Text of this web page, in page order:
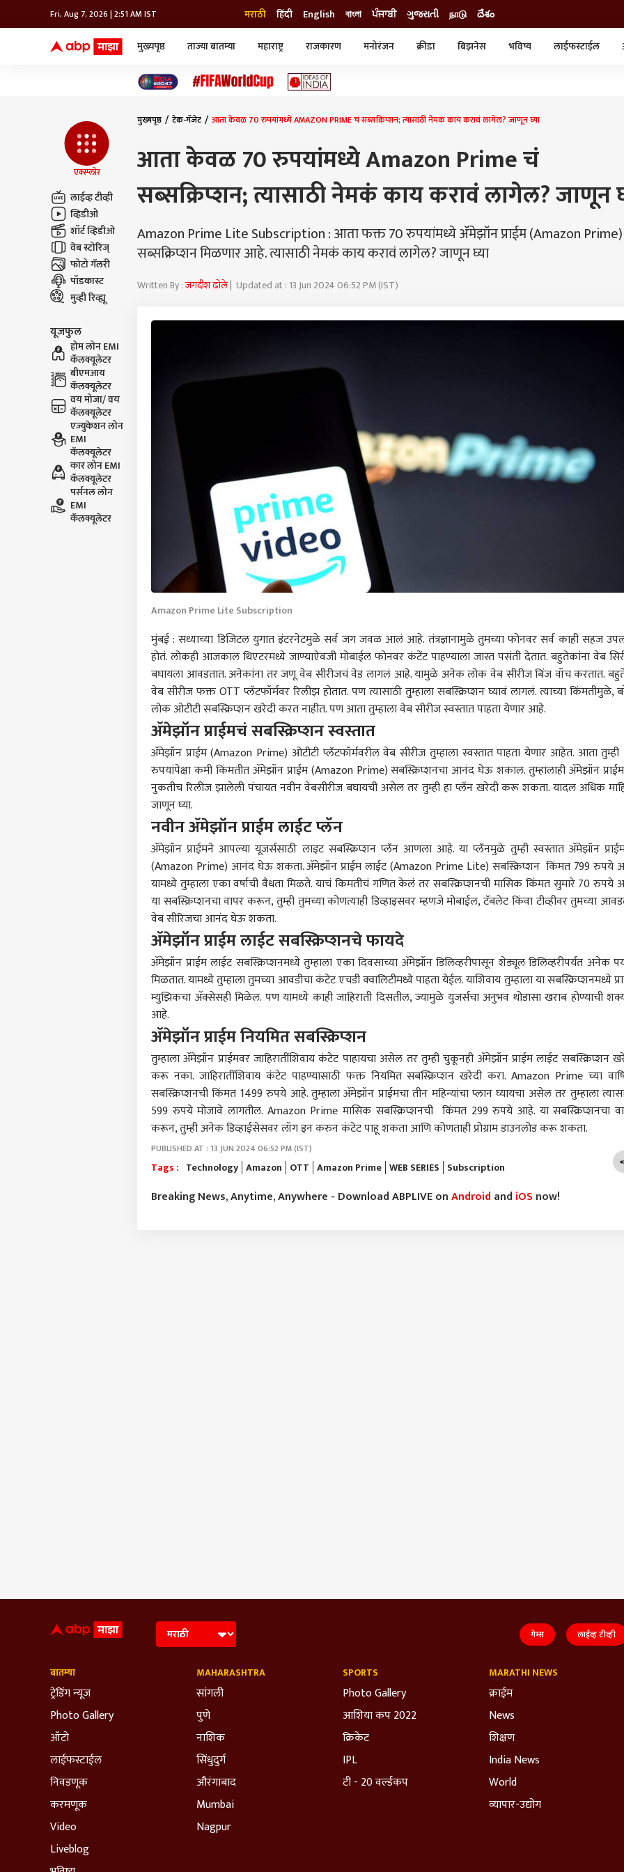
Fri, Aug 7, 2026 | 2:51 AM IST मराठी हिंदी English বাংলা ਪੰਜਾਬੀ ગુજરાતી நாடு దేశం
मुख्यपृष्ठ ताज्या बातम्या महाराष्ट्र राजकारण मनोरंजन क्रीडा बिझनेस भविष्य लाईफस्टाईल
कोल्हापूर
नवी मुंबई
अमरावती
अकोला
एक्स्प्लोर
लाईव्ह टीव्ही
व्हिडीओ
शॉर्ट व्हिडीओ
वेब स्टोरिज्
फोटो गॅलरी
पॉडकास्ट
मुव्ही रिव्ह्यू
यूजफुल
होम लोन EMI
कॅलक्यूलेटर
बीएमआय
कॅलक्यूलेटर
वय मोजा/ वय
कॅलक्यूलेटर
एज्युकेशन लोन
EMI
कॅलक्यूलेटर
कार लोन EMI
कॅलक्यूलेटर
पर्सनल लोन
EMI
कॅलक्यूलेटर
मुख्यपृष्ठ टेक-गॅजेट आता केवळ 70 रुपयांमध्ये AMAZON PRIME चं सब्सक्रिप्शन; त्यासाठी नेमकं काय करावं लागेल? जाणून घ्या
आता केवळ 70 रुपयांमध्ये Amazon Prime चं
सब्सक्रिप्शन; त्यासाठी नेमकं काय करावं लागेल? जाणून
Amazon Prime Lite Subscription : आता फक्त 70 रुपयांमध्ये ॲमेझॉन प्राईम (Amazon Prime)
सब्सक्रिप्शन मिळणार आहे. त्यासाठी नेमकं काय करावं लागेल? जाणून घ्या
Written By :जगदीश ढोले| Updated at : 13 Jun 2024 06:52 PM (IST)
Amazon Prime Lite Subscription
मुंबई: सध्याच्या डिजिटल युगात इंटरनेटमुळे सर्व जग जवळ आलं आहे. तंत्रज्ञानामुळे तुमच्या फोनवर सर्व काही सहज
होतं. लोकही आजकाल थिएटरमध्ये जाण्याऐवजी मोबाईल फोनवर कंटेंट पाहण्याला जास्त पसंती देतात. बहुतेकांना वेब
बघायला आवडतात. अनेकांना तर जणू वेब सीरीजचं वेड लागलं आहे. यामुळे अनेक लोक वेब सीरीज बिंज वॉच करतात.
वेब सीरीज फक्त OTT प्लॅटफॉर्मवर रिलीझ होतात. पण त्यासाठी तु्म्हाला सबस्क्रिप्शन घ्यावं लागलं. त्याच्या किंमतीमुळे,
लोक ओटीटी सबस्क्रिप्शन खरेदी करत नाहीत. पण आता तुम्हाला वेब सीरीज स्वस्तात पाहता येणार आहे.
ॲमेझॉन प्राईमचं सबस्क्रिप्शन स्वस्तात
ॲमेझॉन प्राईम (Amazon Prime) ओटीटी प्लॅटफॉर्मवरील वेब सीरीज तुम्हाला स्वस्तात पाहता येणार आहेत. आता
रुपयांपेक्षा कमी किंमतीत ॲमेझॉन प्राईम (Amazon Prime) सबस्क्रिप्शनचा आनंद घेऊ शकाल. तुम्हालाही ॲमेझॉन
नुकतीच रिलीज झालेली पंचायत नवीन वेबसीरीज बघायची असेल तर तुम्ही हा प्लॅन खरेदी करू शकता. यादल अधिक
जाणून घ्या.
नवीन ॲमेझॉन प्राईम लाईट प्लॅन
ॲमेझॉन प्राईमने आपल्या यूजर्ससाठी लाइट सबस्क्रिप्शन प्लॅन आणला आहे. या प्लॅनमुळे तुम्ही स्वस्तात ॲमेझॉन
(Amazon Prime) आनंद घेऊ शकता. ॲमेझॉन प्राईम लाईट (Amazon Prime Lite) सबस्क्रिप्शन किंमत 799 रुपये
यामध्ये तुम्हाला एका वर्षाची वैधता मिळते. याचं किमतीचं गणित केलं तर सबस्क्रिप्शनची मासिक किंमत सुमारे 70 रुपये
या सबस्क्रिप्शनचा वापर करून, तुम्ही तुमच्या कोणत्याही डिव्हाइसवर म्हणजे मोबाईल, टॅबलेट किंवा टीव्हीवर तुमच्या
वेब सीरिजचा आनंद घेऊ शकता.
ॲमेझॉन प्राईम लाईट सबस्क्रिप्शनचे फायदे
ॲमेझॉन प्राईम लाईट सबस्क्रिप्शनमध्ये तुम्हाला एका दिवसाच्या ॲमेझॉन डिलिव्हरीपासून शेड्यूल डिलिव्हरीपर्यंत अनेक
मिळतात. यामध्ये तुम्हाला तुमच्या आवडीचा कंटेट एचडी क्वालिटीमध्ये पाहता येईल. याशिवाय तुम्हाला या सबस्क्रिप्शनमध्ये
म्युझिकचा ॲक्सेसही मिळेल. पण यामध्ये काही जाहिराती दिसतील, ज्यामुळे युजर्सचा अनुभव थोडासा खराब होण्याची
आहे.
ॲमेझॉन प्राईम नियमित सबस्क्रिप्शन
तुम्हाला ॲमेझॉन प्राईमवर जाहिरातींशिवाय कंटेट पाहायचा असेल तर तुम्ही चुकूनही ॲमेझॉन प्राईम लाईट सबस्क्रिप्शन
करू नका. जाहिरातींशिवाय कंटेट पाहण्यासाठी फक्त नियमित सबस्क्रिप्शन खरेदी करा. Amazon Prime च्या
सबस्क्रिप्शनची किंमत 1499 रुपये आहे. तुम्हाला ॲमेझॉन प्राईमचा तीन महिन्यांचा प्लान घ्यायचा असेल तर तुम्हाला
599 रुपये मोजावे लागतील. Amazon Prime मासिक सबस्क्रिप्शनची किंमत 299 रुपये आहे. या सबस्क्रिप्शनचा
करून, तुम्ही अनेक डिव्हाईसेसवर लॉग इन करुन कंटेट पाहू शकता आणि कोणताही प्रोग्राम डाउनलोड करू शकता.
PUBLISHED AT : 13 JUN 2024 06:52 PM (IST)
Tags : Technology Amazon OTT Amazon Prime WEB SERIES Subscription
Breaking News, Anytime, Anywhere - Download ABPLIVE onAndroid and iOS now!
हॅलो गेस्ट
आमच्यासोबत जाहिरात करा
प्रायव्हसी पॉलिसी
संपर्क साधा
करिअर
आमच्याबद्दल
LOGIN
पर्सनल कॉर्नर
टॉप आर्टिकल टॉप रील्स
राजकारण
लोक, शिंदे शून्य होते, मग
आयोगाला ते कुठून मिळाले?
असं कसं करू शकतो?
कोणत्या कायद्यानुसार केलं?
कपिल सिब्बलांचे निवडणूको
आयोगाच्या कारभाराची
चिरफाड करणारे 7 तगडे मुद्दे
भारत
घडलं ते सांगितलं
पक्षाचा एक गट आता मूळ पक्ष
झाला; कपिल सिब्बलांनी
कळीचा मुद्दा मांडला
राजकारण
जे कधी शाळेत गेले नाहीत ते
सरकार चालवत आहेत,
सरकारला फक्त हिंदू-मुस्लीम
दिसतं, कोर्टातून पक्ष चोरले
तारखा मिळतात; अभिजीत
बांगलादेशचा माजी कॅप्टन
सुद्धा फेकले; हल्ला का केला,
'140 रुपयांमध्ये मी
रोष कुणावर? ट्रोलिंगवर
गेम्स लाईव्ह टीव्ही
बातम्या
ट्रेडिंग न्यूज
Photo Gallery
ऑटो
लाईफस्टाईल
निवडणूक
करमणूक
Video
Liveblog
MAHARASHTRA
सांगली
पुणे
नाशिक
सिंधुदुर्ग
औरंगाबाद
Mumbai
Nagpur
SPORTS
Photo Gallery
आशिया कप 2022
क्रिकेट
IPL
टी - 20 वर्ल्डकप
MARATHI NEWS
क्राईम
News
शिक्षण
India News
World
व्यापार-उद्योग